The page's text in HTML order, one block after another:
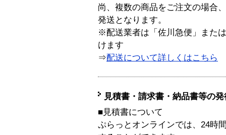
尚、複数の商品をご注文の場合
発送となります。
※配送業者は「佐川急便」また
けます
⇒配送について詳しくはこちら
見積書・請求書・納品書等の
■見積書について
ぷらっとオンラインでは、24時